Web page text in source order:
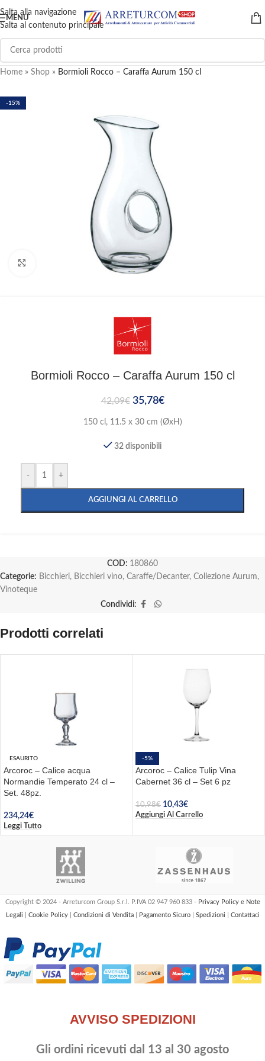
Salta alla navigazione
Salta al contenuto principale
MENU
Home » Shop » Bormioli Rocco – Caraffa Aurum 150 cl
-15%
Clicca per ingrandire
Bormioli Rocco – Caraffa Aurum 150 cl
42,09€ 35,78€
150 cl, 11.5 x 30 cm (ØxH)
32 disponibili
- +
AGGIUNGI AL CARRELLO
COD: 180860
Categorie: Bicchieri, Bicchieri vino, Caraffe/Decanter, Collezione Aurum,
Vinoteque
Condividi:
Prodotti correlati
ESAURITO
Arcoroc – Calice acqua
Normandie Temperato 24 cl –
Set. 48pz.
234,24€
Leggi Tutto
-5%
Arcoroc – Calice Tulip Vina
Cabernet 36 cl – Set 6 pz
10,98€ 10,43€
Aggiungi Al Carrello
Copyright © 2024 - Arreturcom Group S.r.l. P.IVA 02 947 960 833 - Privacy Policy e Note
Legali
Cookie Policy Condizioni di Vendita Pagamento Sicuro Spedizioni Contattaci
AVVISO SPEDIZIONI
Gli ordini ricevuti dal 13 al 30 agosto